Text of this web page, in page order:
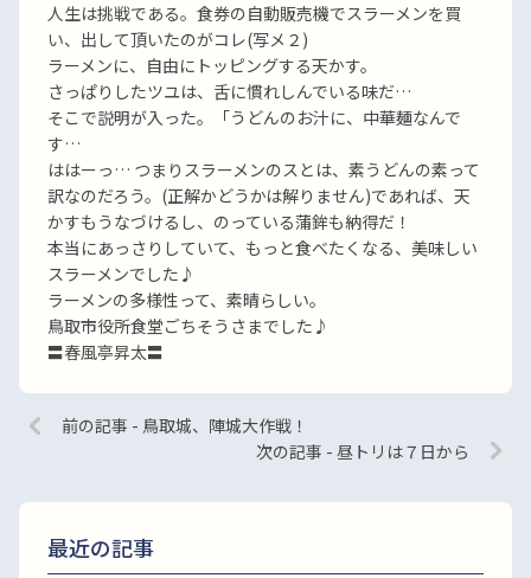
人生は挑戦である。食券の自動販売機でスラーメンを買
い、出して頂いたのがコレ(写メ２)
ラーメンに、自由にトッピングする天かす。
さっぱりしたツユは、舌に慣れしんでいる味だ…
そこで説明が入った。「うどんのお汁に、中華麺なんで
す…
ははーっ… つまりスラーメンのスとは、素うどんの素って
訳なのだろう。(正解かどうかは解りません)であれば、天
かすもうなづけるし、のっている蒲鉾も納得だ！
本当にあっさりしていて、もっと食べたくなる、美味しい
スラーメンでした♪
ラーメンの多様性って、素晴らしい。
鳥取市役所食堂ごちそうさまでした♪
〓春風亭昇太〓
前の記事 - 鳥取城、陣城大作戦！
次の記事 - 昼トリは７日から
最近の記事